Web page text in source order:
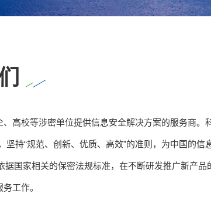
高校等涉密单位提供信息安全解决方案的服务商。
坚持“规范、创新、优质、高效”的准则，为中国的信
国家相关的保密法规标准，在不断研发推广新产品
工作。